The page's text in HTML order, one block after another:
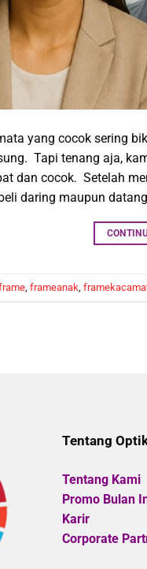
yang cocok sering
Tapi tenang aja,
dan cocok. Setelah
daring maupun
frameanak
Tentang
Tentang Kami
Promo Bulan
Karir
Corporate